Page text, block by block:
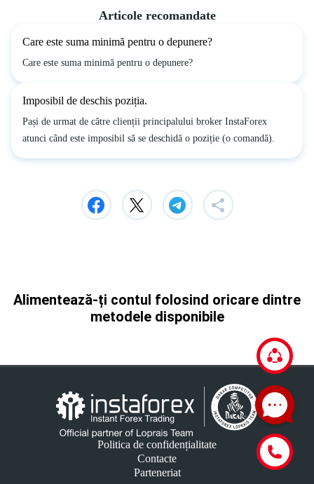
Articole recomandate
Care este suma minimă pentru o depunere?
Care este suma minimă pentru o depunere?
Imposibil de deschis poziția.
Pași de urmat de către clienții principalului broker InstaForex
atunci când este imposibil să se deschidă o poziție (o comandă).
Alimentează-ți contul folosind oricare dintre
metodele disponibile
Politica de confidențialitate
Contacte
Parteneriat